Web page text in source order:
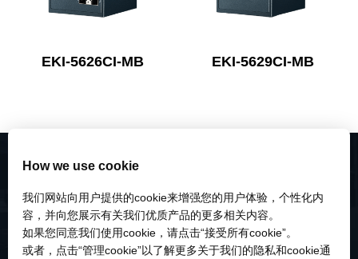
EKI-5626CI-MB EKI-5629CI-MB
How we use cookie
我们网站向用户提供的cookie来增强您的用户体验，个性化内
容，并向您展示有关我们优质产品的更多相关内容。
如果您同意我们使用cookie，请点击“接受所有cookie”。
或者，点击“管理cookie”以了解更多关于我们的隐私和cookie通